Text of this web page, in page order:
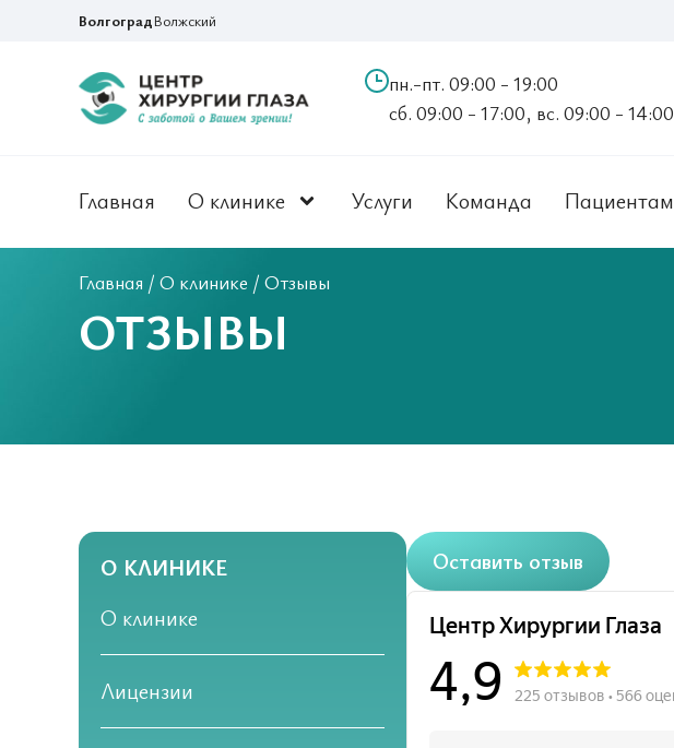
ВолгоградВолжский
пн.-пт. 09:00 - 19:00
сб. 09:00 - 17:00, вс. 09:00 - 14:00
Главная О клинике Услуги Команда Пациентам
Главная / О клинике / Отзывы
ОТЗЫВЫ
О КЛИНИКЕ
О клинике
Лицензии
Оставить отзыв